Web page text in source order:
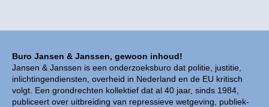
Buro Jansen & Janssen, gewoon inhoud!
Jansen & Janssen is een onderzoeksburo dat politie, justitie,
inlichtingendiensten, overheid in Nederland en de EU kritisch
volgt. Een grondrechten kollektief dat al 40 jaar, sinds 1984,
publiceert over uitbreiding van repressieve wetgeving, publiek-